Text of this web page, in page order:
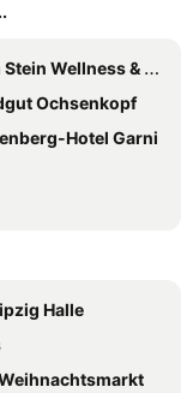
& Genuss Resort
Ochsenkopf
Hotel Garni
Halle